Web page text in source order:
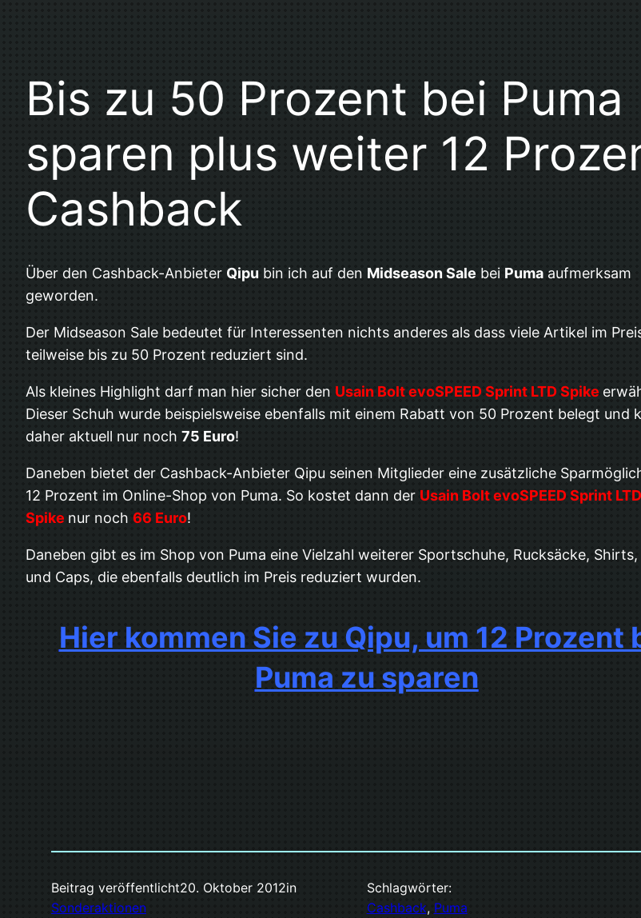
Bis zu 50 Prozent bei Puma
sparen plus weiter 12
Cashback
Über den Cashback-Anbieter Qipu bin ich auf den Midseason Sale bei Puma aufmerksam
geworden.
Der Midseason Sale bedeutet für Interessenten nichts anderes als dass viele Artikel im
teilweise bis zu 50 Prozent reduziert sind.
Als kleines Highlight darf man hier sicher den Usain Bolt evoSPEED Sprint LTD Spike
Dieser Schuh wurde beispielsweise ebenfalls mit einem Rabatt von 50 Prozent belegt und
daher aktuell nur noch 75 Euro!
Daneben bietet der Cashback-Anbieter Qipu seinen Mitglieder eine zusätzliche
12 Prozent im Online-Shop von Puma. So kostet dann der Usain Bolt evoSPEED Sprint LTD
Spike nur noch 66 Euro!
Daneben gibt es im Shop von Puma eine Vielzahl weiterer Sportschuhe, Rucksäcke, Shirts,
und Caps, die ebenfalls deutlich im Preis reduziert wurden.
Hier kommen Sie zu Qipu, um 12 Prozent
Puma zu sparen
Beitrag veröffentlicht20. Oktober 2012in
Sonderaktionen
Schlagwörter:
Cashback, Puma